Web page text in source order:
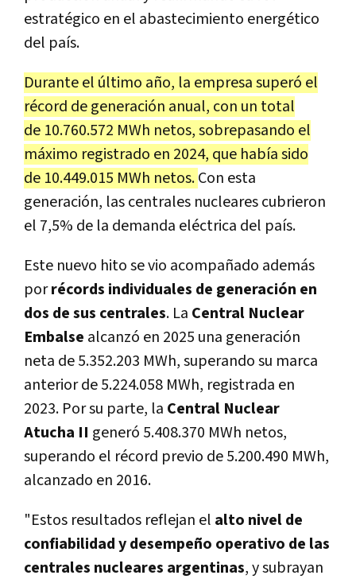
estratégico en el abastecimiento energético
del país.
Durante el último año, la empresa superó el
récord de generación anual, con un total
de 10.760.572 MWh netos, sobrepasando el
máximo registrado en 2024, que había sido
de 10.449.015 MWh netos.Con esta
generación, las centrales nucleares cubrieron
el 7,5% de la demanda eléctrica del país.
Este nuevo hito se vio acompañado además
porrécords individuales de generación en
dos de sus centrales. La Central Nuclear
Embalse alcanzó en 2025 una generación
neta de 5.352.203 MWh, superando su marca
anterior de 5.224.058 MWh, registrada en
2023. Por su parte, la Central Nuclear
Atucha II generó 5.408.370 MWh netos,
superando el récord previo de 5.200.490 MWh,
alcanzado en 2016.
"Estos resultados reflejan el alto nivel de
confiabilidad y desempeño operativo de las
centrales nucleares argentinas, y subrayan